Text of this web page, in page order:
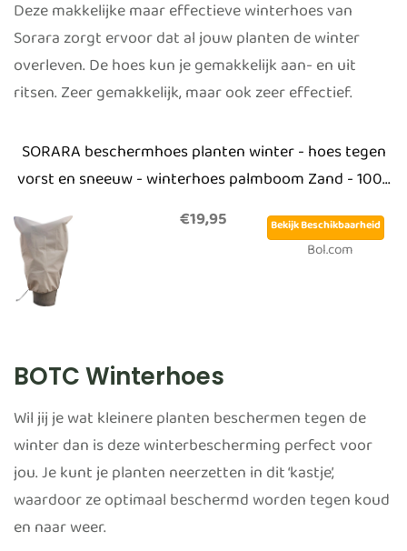
Deze makkelijke maar effectieve winterhoes van
Sorara zorgt ervoor dat al jouw planten de winter
overleven. De hoes kun je gemakkelijk aan- en uit
ritsen. Zeer gemakkelijk, maar ook zeer effectief.
SORARA beschermhoes planten winter - hoes tegen
vorst en sneeuw - winterhoes palmboom Zand - 100...
€19,95
Bekijk Beschikbaarheid
Bol.com
BOTC Winterhoes
Wil jij je wat kleinere planten beschermen tegen de
winter dan is deze winterbescherming perfect voor
jou. Je kunt je planten neerzetten in dit ‘kastje’,
waardoor ze optimaal beschermd worden tegen koud
en naar weer.